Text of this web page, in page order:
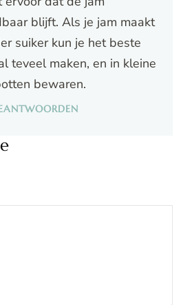
blijft. Als je jam maakt
suiker kun je het beste
teveel maken, en in kleine
bewaren.